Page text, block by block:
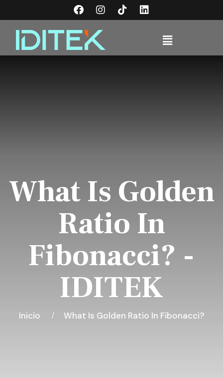
What Is Golden
Ratio In
Fibonacci? -
IDITEK
Inicio What Is Golden Ratio In Fibonacci?